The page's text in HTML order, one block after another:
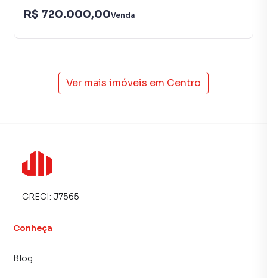
R$ 720.000,00Venda
Ver mais imóveis em Centro
CRECI: J7565
Conheça
Blog